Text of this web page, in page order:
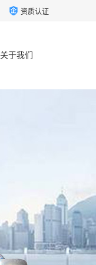
资质认证
关于我们